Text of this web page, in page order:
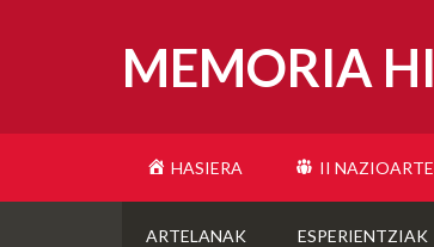
MEMORIA
HASIERA II
ARTELANAK ESPERIENTZIAK